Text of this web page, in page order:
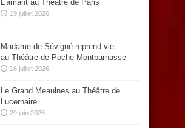
L’amant au Théâtre de Paris
19 juillet 2026
Madame de Sévigné reprend vie
au Théâtre de Poche Montparnasse
16 juillet 2026
Le Grand Meaulnes au Théâtre de
Lucernaire
29 juin 2026